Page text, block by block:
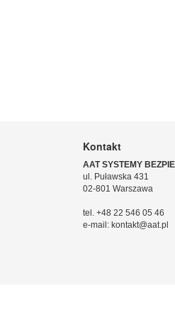
Kontakt
AAT SYSTEMY
ul. Puławska 431
02-801 Warszawa
tel. +48 22 546 05 46
e-mail: kontakt@aat.pl